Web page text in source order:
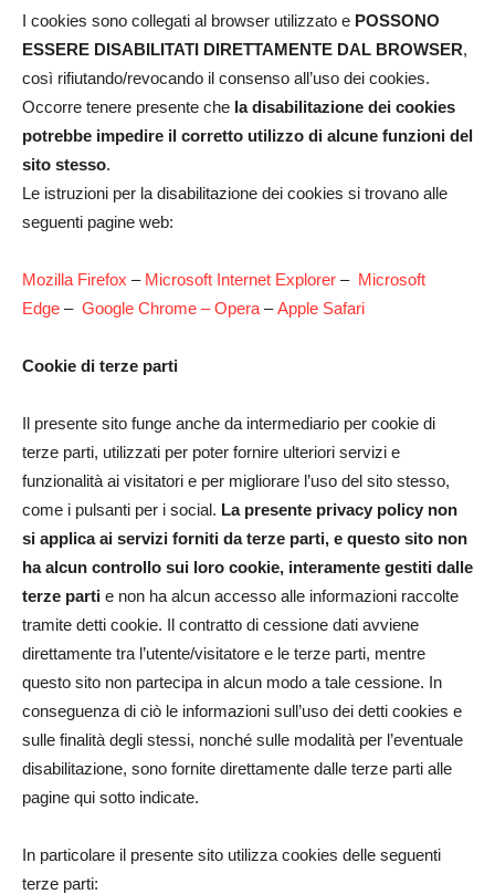
I cookies sono collegati al browser utilizzato e POSSONO
ESSERE DISABILITATI DIRETTAMENTE DAL BROWSER,
così rifiutando/revocando il consenso all’uso dei cookies.
Occorre tenere presente che la disabilitazione dei cookies
potrebbe impedire il corretto utilizzo di alcune funzioni del
sito stesso.
Le istruzioni per la disabilitazione dei cookies si trovano alle
seguenti pagine web:
Mozilla Firefox – Microsoft Internet Explorer – Microsoft
Edge – Google Chrome –Opera –Apple Safari
Cookie di terze parti
Il presente sito funge anche da intermediario per cookie di
terze parti, utilizzati per poter fornire ulteriori servizi e
funzionalità ai visitatori e per migliorare l’uso del sito stesso,
come i pulsanti per i social. La presente privacy policy non
si applica ai servizi forniti da terze parti, e questo sito non
ha alcun controllo sui loro cookie, interamente gestiti dalle
terze parti e non ha alcun accesso alle informazioni raccolte
tramite detti cookie. Il contratto di cessione dati avviene
direttamente tra l’utente/visitatore e le terze parti, mentre
questo sito non partecipa in alcun modo a tale cessione. In
conseguenza di ciò le informazioni sull’uso dei detti cookies e
sulle finalità degli stessi, nonché sulle modalità per l’eventuale
disabilitazione, sono fornite direttamente dalle terze parti alle
pagine qui sotto indicate.
In particolare il presente sito utilizza cookies delle seguenti
terze parti: